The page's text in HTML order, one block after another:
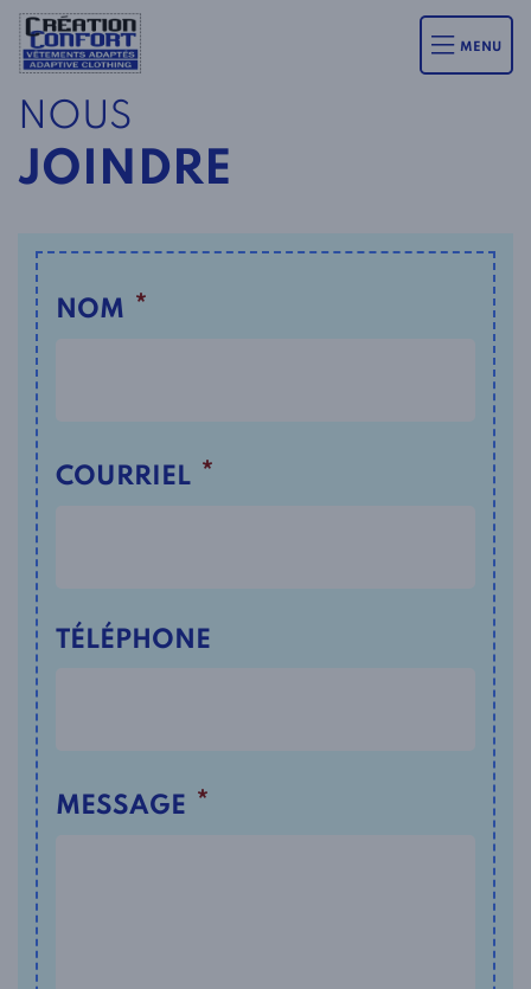
MENU
NOUS
JOINDRE
NOM *
COURRIEL *
TÉLÉPHONE
MESSAGE *